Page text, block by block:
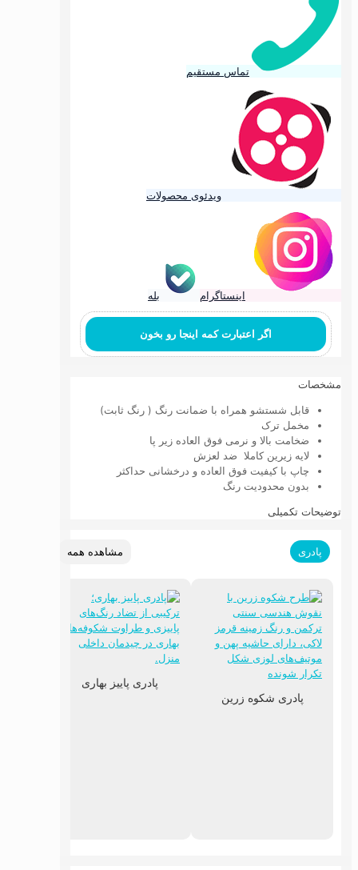
تماس مستقیم
ویدئوی محصولات
اینستاگرام بله
اگر اعتبارت کمه اینجا رو بخون
مشخصات
قابل شستشو همراه با ضمانت رنگ ( رنگ ثابت)
مخمل ترک
ضخامت بالا و نرمی فوق العاده زیر پا
لایه زیرین کاملا ضد لعزش
چاپ با کیفیت فوق العاده و درخشانی حداکثر
بدون محدودیت رنگ
توضیحات تکمیلی
پادری مشاهده همه
پادری شکوه زرین
پادری پاییز بهاری